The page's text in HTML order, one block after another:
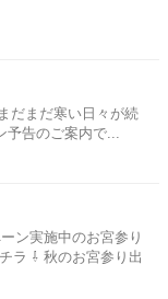
まだ寒い日々が続
告のご案内で...
ン実施中のお宮参り
ラ ⇩ 秋のお宮参り出